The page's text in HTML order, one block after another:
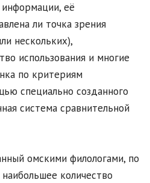
информации, её
ли точка зрения
нескольких),
использования и многие
по критериям
специально созданного
система сравнительной
омскими филологами, по
количество